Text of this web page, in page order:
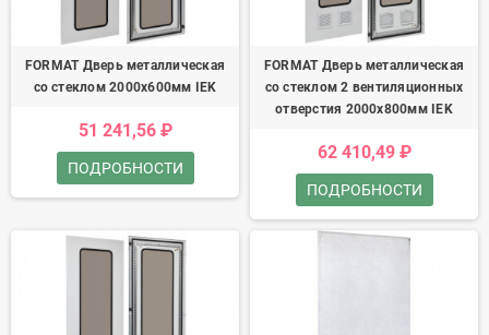
FORMAT Дверь металлическая
со стеклом 2000х600мм IEK
51 241,56 ₽
ПОДРОБНОСТИ
FORMAT Дверь металлическая
со стеклом 2 вентиляционных
отверстия 2000х800мм IEK
62 410,49 ₽
ПОДРОБНОСТИ